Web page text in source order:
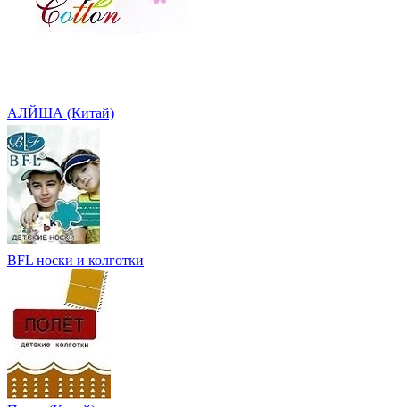
АЛЙША (Китай)
BFL носки и колготки